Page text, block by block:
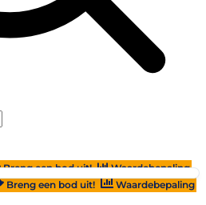
Breng een bod uit!
Waardebepaling
Breng een bod uit! Waardebepaling